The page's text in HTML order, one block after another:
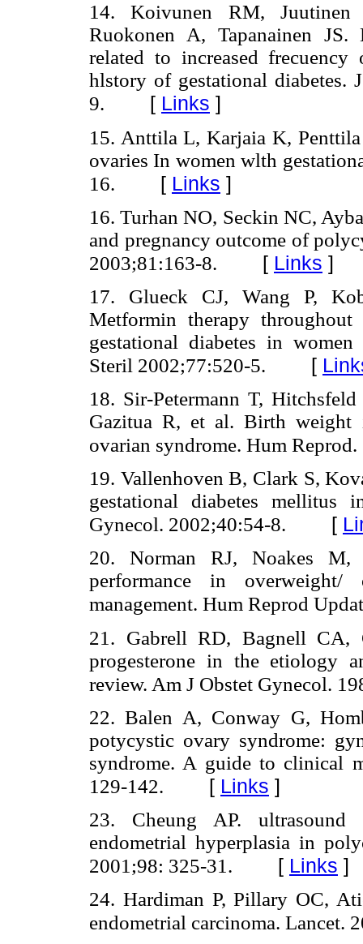
14. Koivunen RM,
Ruokonen A, Tapanainen JS.
related to increased
hlstory of gestational diabetes.
9. [ Links ]
15. Anttila L, Karjaia K,
ovaries In women wlth
16. [ Links ]
16. Turhan NO, Seckin NC,
and pregnancy outcome of
2003;81:163-8. [ Links ]
17. Glueck CJ, Wang P,
Metformin therapy throughout
gestational diabetes in
Steril 2002;77:520-5. [
18. Sir-Petermann T,
Gazitua R, et al. Birth
ovarian syndrome. Hum
19. Vallenhoven B, Clark S,
gestational diabetes mellitus
Gynecol. 2002;40:54-8. [
20. Norman RJ, Noakes
performance in
management. Hum Reprod
21. Gabrell RD, Bagnell CA,
progesterone in the etiology
review. Am J Obstet Gynecol.
22. Balen A, Conway G,
potycystic ovary syndrome:
syndrome. A guide to clinical
129-142. [ Links ]
23. Cheung AP.
endometrial hyperplasia in
2001;98: 325-31. [ Links ]
24. Hardiman P, Pillary OC,
endometrial carcinoma. Lancet.